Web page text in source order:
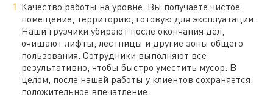
Качество работы на уровне. Вы получаете чистое
помещение, территорию, готовую для эксплуатации.
Наши грузчики убирают после окончания дел,
очищают лифты, лестницы и другие зоны общего
пользования. Сотрудники выполняют все
результативно, чтобы быстро уместить мусор. В
целом, после нашей работы у клиентов сохраняется
положительное впечатление.